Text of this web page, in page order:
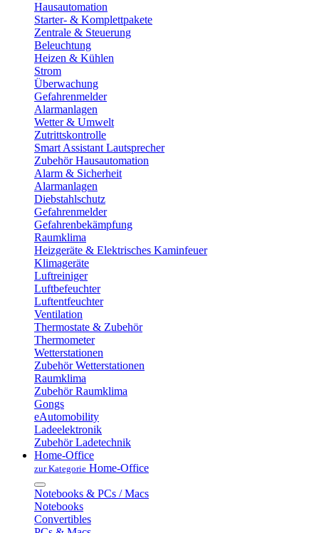
Hausautomation
Starter- & Komplettpakete
Zentrale & Steuerung
Beleuchtung
Heizen & Kühlen
Strom
Überwachung
Gefahrenmelder
Alarmanlagen
Wetter & Umwelt
Zutrittskontrolle
Smart Assistant Lautsprecher
Zubehör Hausautomation
Alarm & Sicherheit
Alarmanlagen
Diebstahlschutz
Gefahrenmelder
Gefahrenbekämpfung
Raumklima
Heizgeräte & Elektrisches Kaminfeuer
Klimageräte
Luftreiniger
Luftbefeuchter
Luftentfeuchter
Ventilation
Thermostate & Zubehör
Thermometer
Wetterstationen
Zubehör Wetterstationen
Raumklima
Zubehör Raumklima
Gongs
eAutomobility
Ladeelektronik
Zubehör Ladetechnik
Home-Office
zur Kategorie Home-Office
Notebooks & PCs / Macs
Notebooks
Convertibles